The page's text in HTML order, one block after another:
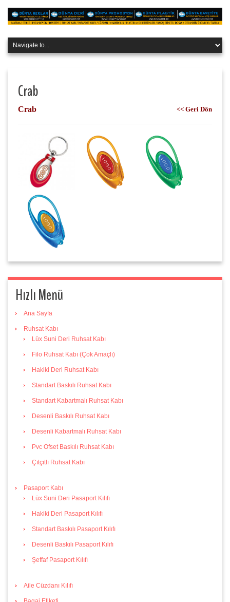
Crab
Crab << Geri Dön
Hızlı Menü
Ana Sayfa
Ruhsat Kabı
Lüx Suni Deri Ruhsat Kabı
Filo Ruhsat Kabı (Çok Amaçlı)
Hakiki Deri Ruhsat Kabı
Standart Baskılı Ruhsat Kabı
Standart Kabartmalı Ruhsat Kabı
Desenli Baskılı Ruhsat Kabı
Desenli Kabartmalı Ruhsat Kabı
Pvc Ofset Baskılı Ruhsat Kabı
Çıtçıtlı Ruhsat Kabı
Pasaport Kabı
Lüx Suni Deri Pasaport Kılıfı
Hakiki Deri Pasaport Kılıfı
Standart Baskılı Pasaport Kılıfı
Desenli Baskılı Pasaport Kılıfı
Şeffaf Pasaport Kılıfı
Aile Cüzdanı Kılıfı